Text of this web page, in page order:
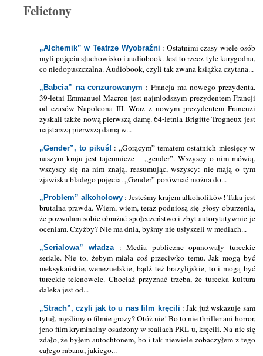
Felietony
„Alchemik” w Teatrze Wyobraźni : Ostatnimi czasy wiele osób
myli pojęcia słuchowisko i audiobook. Jest to rzecz tyle karygodna,
co niedopuszczalna. Audiobook, czyli tak zwana książka czytana...
„Babcia” na cenzurowanym : Francja ma nowego prezydenta.
39-letni Emmanuel Macron jest najmłodszym prezydentem Francji
od czasów Napoleona III. Wraz z nowym prezydentem Francuzi
zyskali także nową pierwszą damę. 64-letnia Brigitte Trogneux jest
najstarszą pierwszą damą w...
„Gender”, to pikuś! : „Gorącym” tematem ostatnich miesięcy w
naszym kraju jest tajemnicze – „gender”. Wszyscy o nim mówią,
wszyscy się na nim znają, reasumując, wszyscy: nie mają o tym
zjawisku bladego pojęcia. „Gender” porównać można do...
„Problem” alkoholowy: Jesteśmy krajem alkoholików! Taka jest
brutalna prawda. Wiem, wiem, teraz podniosą się głosy oburzenia,
że pozwalam sobie obrażać społeczeństwo i zbyt autorytatywnie je
oceniam. Czyżby? Nie ma dnia, byśmy nie usłyszeli w mediach...
„Serialowa” władza: Media publiczne opanowały tureckie
seriale. Nie to, żebym miała coś przeciwko temu. Jak mogą być
meksykańskie, wenezuelskie, bądź też brazylijskie, to i mogą być
tureckie telenowele. Chociaż przyznać trzeba, że turecka kultura
daleka jest od...
„Strach”, czyli jak to u nas film kręcili : Jak już wskazuje sam
tytuł, myślimy o filmie grozy? Otóż nie! Bo to nie thriller ani horror,
jeno film kryminalny osadzony w realiach PRL-u, kręcili. Na nic się
zdało, że byłem autochtonem, bo i tak niewiele zobaczyłem z tego
całego rabanu, jakiego...